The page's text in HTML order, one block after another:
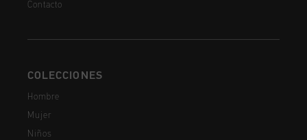
Contacto
COLECCIONES
Hombre
Mujer
Niños